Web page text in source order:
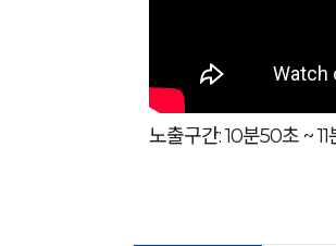
노출구간: 10분50초 ~